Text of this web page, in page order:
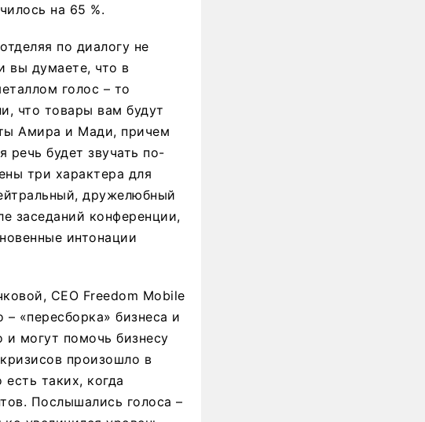
на 65 %.
по диалогу не
вы думаете, что в
голос – то
что товары вам будут
Амира и Мади, причем
речь будет звучать по-
три характера для
дружелюбный
заседаний конференции,
интонации
СЕО Freedom Mobile
«пересборка» бизнеса и
могут помочь бизнесу
произошло в
таких, когда
Послышались голоса –